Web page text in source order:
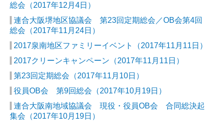
総会（2017年12月4日）
連合大阪堺地区協議会 第23回定期総会／OB会第4回
総会（2017年11月24日）
2017泉南地区ファミリーイベント（2017年11月11日）
2017クリーンキャンペーン（2017年11月11日）
第23回定期総会（2017年11月10日）
役員OB会 第9回総会（2017年10月19日）
連合大阪南地域協議会 現役・役員OB会 合同総決起
集会（2017年10月19日）